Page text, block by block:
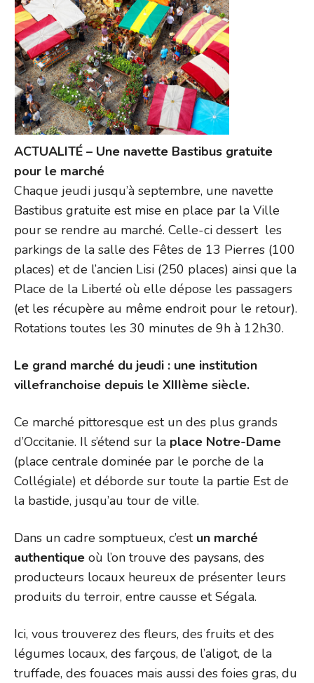
ACTUALITÉ – Une navette Bastibus gratuite
pour le marché
Chaque jeudi jusqu’à septembre, une navette
Bastibus gratuite est mise en place par la Ville
pour se rendre au marché. Celle-ci dessert les
parkings de la salle des Fêtes de 13 Pierres (100
places) et de l’ancien Lisi (250 places) ainsi que la
Place de la Liberté où elle dépose les passagers
(et les récupère au même endroit pour le retour).
Rotations toutes les 30 minutes de 9h à 12h30.
Le grand marché du jeudi : une institution
villefranchoise depuis le XIIIème siècle.
Ce marché pittoresque est un des plus grands
d’Occitanie. Il s’étend sur la place Notre-Dame
(place centrale dominée par le porche de la
Collégiale) et déborde sur toute la partie Est de
la bastide, jusqu’au tour de ville.
Dans un cadre somptueux, c’estun marché
authentique où l’on trouve des paysans, des
producteurs locaux heureux de présenter leurs
produits du terroir, entre causse et Ségala.
Ici, vous trouverez des fleurs, des fruits et des
légumes locaux, des farçous, de l’aligot, de la
truffade, des fouaces mais aussi des foies gras, du